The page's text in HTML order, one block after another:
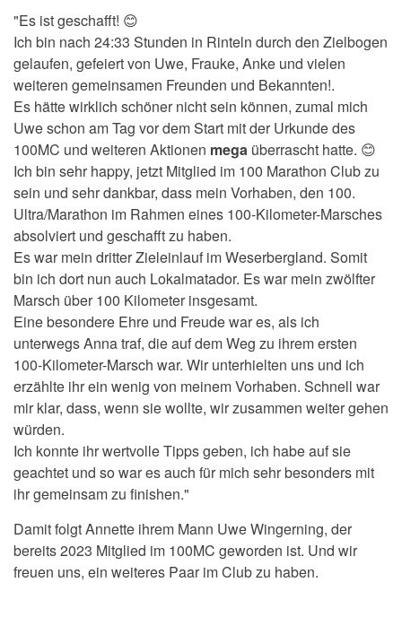
"Es ist geschafft! 😊
Ich bin nach 24:33 Stunden in Rinteln durch den Zielbogen
gelaufen, gefeiert von Uwe, Frauke, Anke und vielen
weiteren gemeinsamen Freunden und Bekannten!.
Es hätte wirklich schöner nicht sein können, zumal mich
Uwe schon am Tag vor dem Start mit der Urkunde des
100MC und weiteren Aktionen mega überrascht hatte. 😊
Ich bin sehr happy, jetzt Mitglied im 100 Marathon Club zu
sein und sehr dankbar, dass mein Vorhaben, den 100.
Ultra/Marathon im Rahmen eines 100-Kilometer-Marsches
absolviert und geschafft zu haben.
Es war mein dritter Zieleinlauf im Weserbergland. Somit
bin ich dort nun auch Lokalmatador. Es war mein zwölfter
Marsch über 100 Kilometer insgesamt.
Eine besondere Ehre und Freude war es, als ich
unterwegs Anna traf, die auf dem Weg zu ihrem ersten
100-Kilometer-Marsch war. Wir unterhielten uns und ich
erzählte ihr ein wenig von meinem Vorhaben. Schnell war
mir klar, dass, wenn sie wollte, wir zusammen weiter gehen
würden.
Ich konnte ihr wertvolle Tipps geben, ich habe auf sie
geachtet und so war es auch für mich sehr besonders mit
ihr gemeinsam zu finishen."
Damit folgtAnnette ihrem Mann UweWingerning, der
bereits 2023 Mitglied im 100MC geworden ist. Und wir
freuen uns, ein weiteres Paar im Club zu haben.